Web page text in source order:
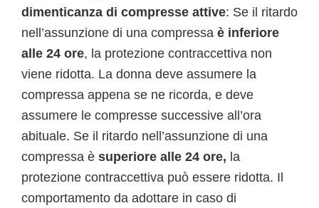
dimenticanza di compresse attive: Se il ritardo
nell’assunzione di una compressa è inferiore
alle 24 ore, la protezione contraccettiva non
viene ridotta. La donna deve assumere la
compressa appena se ne ricorda, e deve
assumere le compresse successive all’ora
abituale. Se il ritardo nell’assunzione di una
compressa è superiore alle 24 ore, la
protezione contraccettiva può essere ridotta. Il
comportamento da adottare in caso di